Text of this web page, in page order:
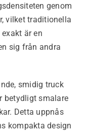
genom
vilket traditionella
är en
sig från andra
smidig truck
betydligt smalare
Detta uppnås
kompakta design